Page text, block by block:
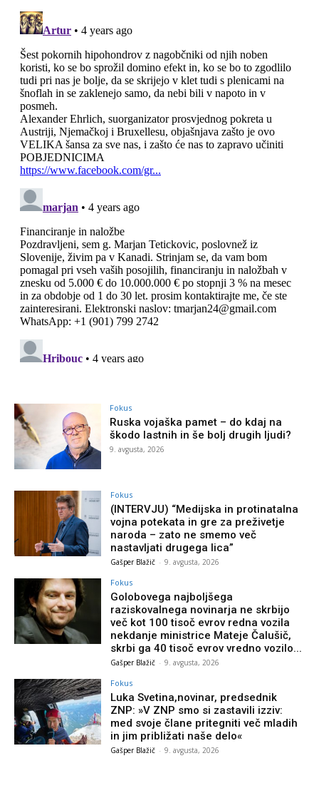
Fokus
Ruska vojaška pamet – do kdaj na
škodo lastnih in še bolj drugih ljudi?
9. avgusta, 2026
Fokus
(INTERVJU) “Medijska in protinatalna
vojna potekata in gre za preživetje
naroda – zato ne smemo več
nastavljati drugega lica”
Gašper Blažič - 9. avgusta, 2026
Fokus
Golobovega najboljšega
raziskovalnega novinarja ne skrbijo
več kot 100 tisoč evrov redna vozila
nekdanje ministrice Mateje Čalušič,
skrbi ga 40 tisoč evrov vredno vozilo...
Gašper Blažič - 9. avgusta, 2026
Fokus
Luka Svetina,novinar, predsednik
ZNP: »V ZNP smo si zastavili izziv:
med svoje člane pritegniti več mladih
in jim približati naše delo«
Gašper Blažič - 9. avgusta, 2026